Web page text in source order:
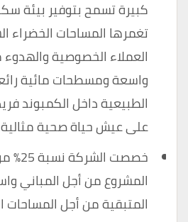
كبيرة تسمح بتوفير بيئة
تغمرها المساحات الخضراء
العملاء الخصوصية
واسعة ومسطحات مائية
الطبيعية داخل الكمبوند
على عيش حياة صحية
خصصت
المشروع من أجل المباني
المتبقية من أجل المساحات